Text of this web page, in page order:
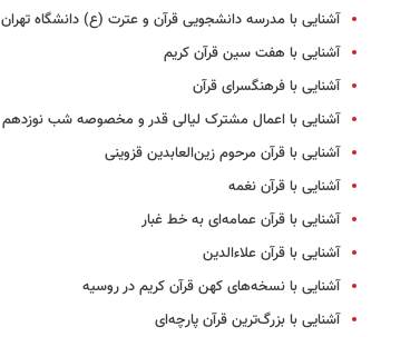
آشنایی با مدرسه دانشجویی قرآن و عترت (ع) دانشگاه تهران
آشنایی با هفت سین قرآن کریم
آشنایی با فرهنگسرای قرآن
آشنایی با اعمال مشترک لیالی قدر و مخصوصه شب نوزدهم
آشنایی با قرآن مرحوم زین‌العابدین قزوینی
آشنایی با قرآن نغمه
آشنایی با قرآن عمامه‌ای به خط غبار
آشنایی با قرآن علاءالدین
آشنایی با نسخه‌های کهن قرآن کریم در روسیه
آشنایی با بزرگ‌ترین قرآن پارچه‌ای